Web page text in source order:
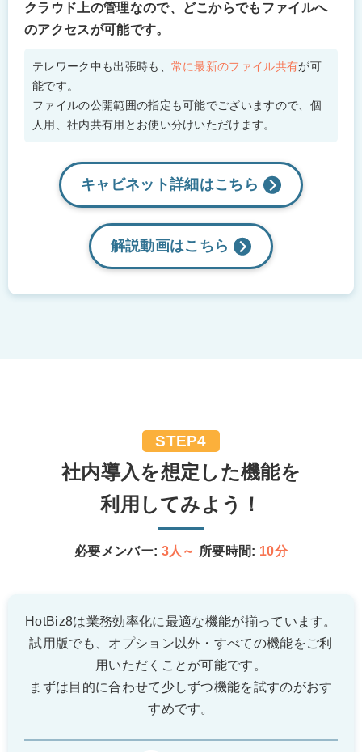
クラウド上の管理なので、どこからでもファイルへ
のアクセスが可能です。
テレワーク中も出張時も、 常に最新のファイル共有が可
能です。
ファイルの公開範囲の指定も可能でございますので、個
人用、社内共有用とお使い分けいただけます。
キャビネット詳細はこちら
解説動画はこちら
STEP4
社内導入を想定した機能を
利用してみよう！
必要メンバー: 3人～ 所要時間: 10分
HotBiz8は業務効率化に最適な機能が揃っています。
試用版でも、オプション以外・すべての機能をご利
用いただくことが可能です。
まずは目的に合わせて少しずつ機能を試すのがおす
すめです。